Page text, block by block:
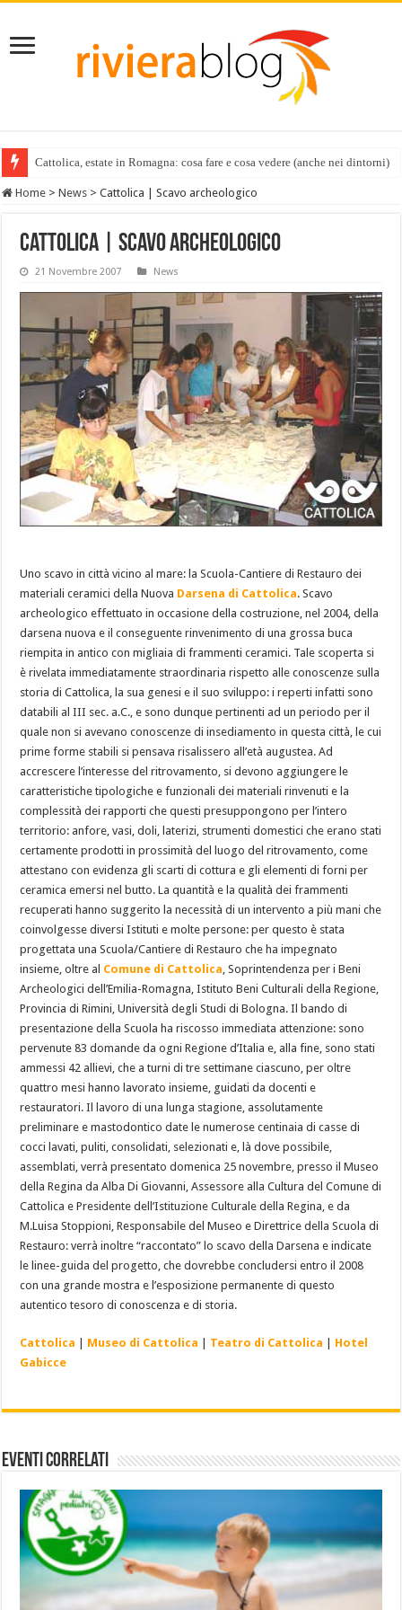
Cattolica, estate in Romagna: cosa fare e cosa vedere (anche nei dintorni)
Home > News > Cattolica | Scavo archeologico
Cattolica | Scavo archeologico
21 Novembre 2007 News
Uno scavo in città vicino al mare: la Scuola-Cantiere di Restauro dei
materiali ceramici della Nuova Darsena di Cattolica. Scavo
archeologico effettuato in occasione della costruzione, nel 2004, della
darsena nuova e il conseguente rinvenimento di una grossa buca
riempita in antico con migliaia di frammenti ceramici. Tale scoperta si
è rivelata immediatamente straordinaria rispetto alle conoscenze sulla
storia di Cattolica, la sua genesi e il suo sviluppo: i reperti infatti sono
databili al III sec. a.C., e sono dunque pertinenti ad un periodo per il
quale non si avevano conoscenze di insediamento in questa città, le cui
prime forme stabili si pensava risalissero all’età augustea. Ad
accrescere l’interesse del ritrovamento, si devono aggiungere le
caratteristiche tipologiche e funzionali dei materiali rinvenuti e la
complessità dei rapporti che questi presuppongono per l’intero
territorio: anfore, vasi, doli, laterizi, strumenti domestici che erano stati
certamente prodotti in prossimità del luogo del ritrovamento, come
attestano con evidenza gli scarti di cottura e gli elementi di forni per
ceramica emersi nel butto. La quantità e la qualità dei frammenti
recuperati hanno suggerito la necessità di un intervento a più mani che
coinvolgesse diversi Istituti e molte persone: per questo è stata
progettata una Scuola/Cantiere di Restauro che ha impegnato
insieme, oltre al Comune di Cattolica, Soprintendenza per i Beni
Archeologici dell’Emilia-Romagna, Istituto Beni Culturali della Regione,
Provincia di Rimini, Università degli Studi di Bologna. Il bando di
presentazione della Scuola ha riscosso immediata attenzione: sono
pervenute 83 domande da ogni Regione d’Italia e, alla fine, sono stati
ammessi 42 allievi, che a turni di tre settimane ciascuno, per oltre
quattro mesi hanno lavorato insieme, guidati da docenti e
restauratori. Il lavoro di una lunga stagione, assolutamente
preliminare e mastodontico date le numerose centinaia di casse di
cocci lavati, puliti, consolidati, selezionati e, là dove possibile,
assemblati, verrà presentato domenica 25 novembre, presso il Museo
della Regina da Alba Di Giovanni, Assessore alla Cultura del Comune di
Cattolica e Presidente dell’Istituzione Culturale della Regina, e da
M.Luisa Stoppioni, Responsabile del Museo e Direttrice della Scuola di
Restauro: verrà inoltre “raccontato” lo scavo della Darsena e indicate
le linee-guida del progetto, che dovrebbe concludersi entro il 2008
con una grande mostra e l’esposizione permanente di questo
autentico tesoro di conoscenza e di storia.
Cattolica Museo di Cattolica Teatro di Cattolica
Hotel
Gabicce
Eventi Correlati